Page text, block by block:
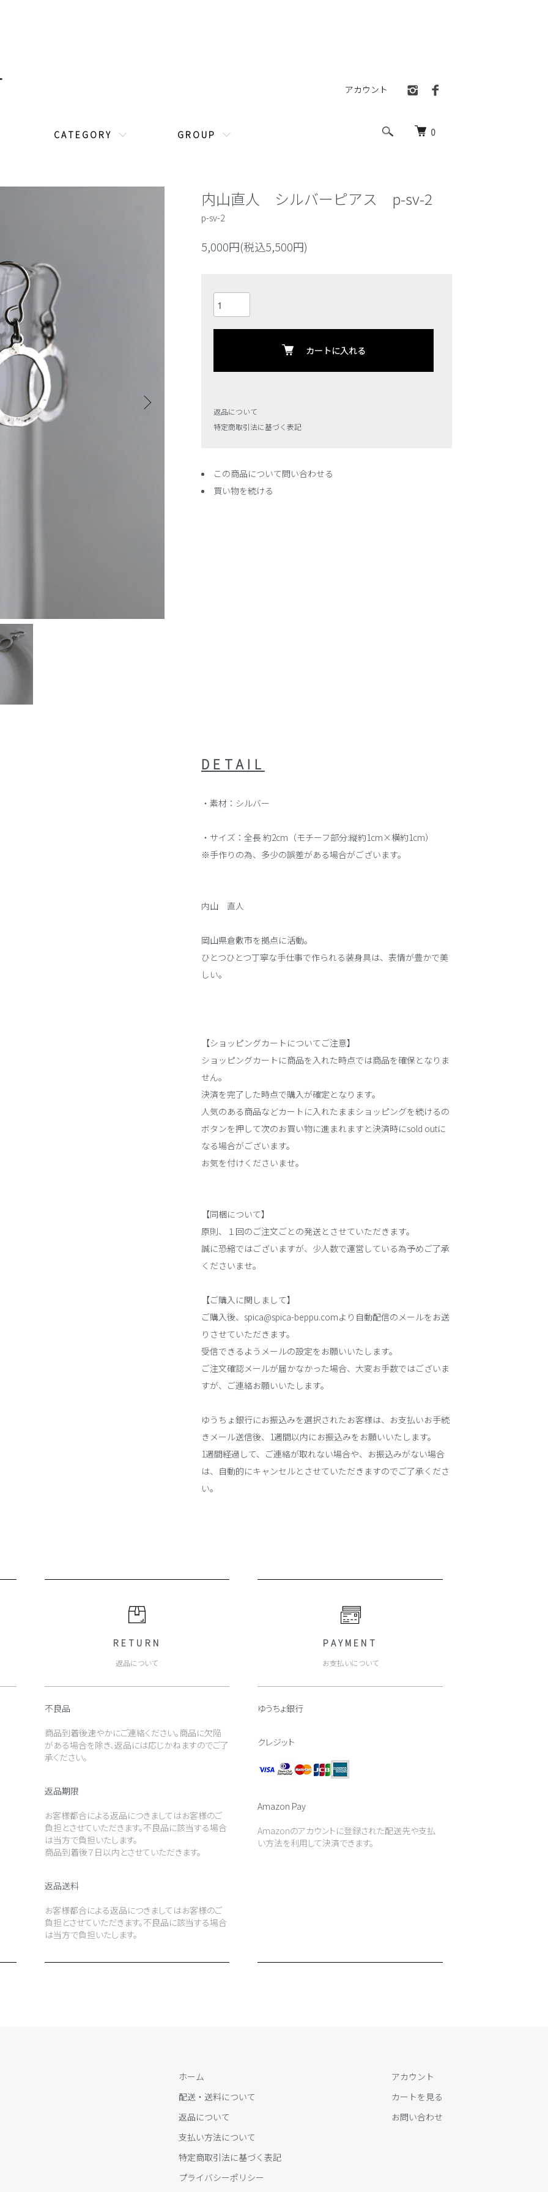
0
C A T E G O R Y G R O U P
アカウント
内山直人 シルバーピアス p-sv-2
p-sv-2
5,000円(税込5,500円)
カートに入れる
返品について
特定商取引法に基づく表記
この商品について問い合わせる
買い物を続ける
DETAIL
・素材：シルバー
・サイズ：全長 約2cm（モチーフ部分:縦約1cm×横約1cm）
※手作りの為、多少の誤差がある場合がございます。
内山 直人
岡山県倉敷市を拠点に活動。
ひとつひとつ丁寧な手仕事で作られる装身具は、表情が豊かで美
しい。
【ショッピングカートについてご注意】
ショッピングカートに商品を入れた時点では商品を確保となりま
せん。
決済を完了した時点で購入が確定となります。
人気のある商品などカートに入れたままショッピングを続けるの
ボタンを押して次のお買い物に進まれますと決済時にsold outに
なる場合がございます。
お気を付けくださいませ。
【同梱について】
原則、１回のご注文ごとの発送とさせていただきます。
誠に恐縮ではございますが、少人数で運営している為予めご了承
くださいませ。
【ご購入に関しまして】
ご購入後、spica@spica-beppu.comより自動配信のメールをお送
りさせていただきます。
受信できるようメールの設定をお願いいたします。
ご注文確認メールが届かなかった場合、大変お手数ではございま
すが、ご連絡お願いいたします。
ゆうちょ銀行にお振込みを選択されたお客様は、お支払いお手続
きメール送信後、1週間以内にお振込みをお願いいたします。
1週間経過して、ご連絡が取れない場合や、お振込みがない場合
は、自動的にキャンセルとさせていただきますのでご了承くださ
い。
RETURN
返品について
不良品
商品到着後速やかにご連絡ください。商品に欠陥
がある場合を除き、返品には応じかねますのでご了
承ください。
返品期限
お客様都合による返品につきましてはお客様のご
負担とさせていただきます。不良品に該当する場合
は当方で負担いたします。
商品到着後７日以内とさせていただきます。
返品送料
お客様都合による返品につきましてはお客様のご
負担とさせていただきます。不良品に該当する場合
は当方で負担いたします。
PAYMENT
お支払いについて
ゆうちょ銀行
クレジット
Amazon Pay
Amazonのアカウントに登録された配送先や支払
い方法を利用して決済できます。
ホーム
配送・送料について
返品について
支払い方法について
特定商取引法に基づく表記
プライバシーポリシー
アカウント
カートを見る
お問い合わせ